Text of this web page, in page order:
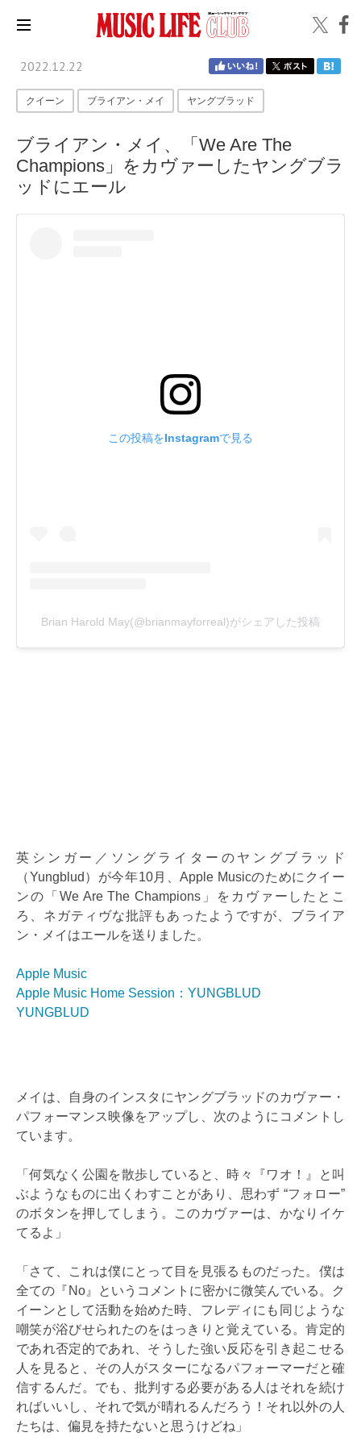
2022.12.22
クイーン ブライアン・メイ ヤングブラッド
ブライアン・メイ、「We Are The
Champions」をカヴァーしたヤングブラ
ッドにエール
英シンガー／ソングライターのヤングブラッド
（Yungblud）が今年10月、Apple Musicのためにクイー
ンの「We Are The Champions」をカヴァーしたとこ
ろ、ネガティヴな批評もあったようですが、ブライア
ン・メイはエールを送りました。
Apple Music
Apple Music Home Session：YUNGBLUD
YUNGBLUD
メイは、自身のインスタにヤングブラッドのカヴァー・
パフォーマンス映像をアップし、次のようにコメントし
ています。
「何気なく公園を散歩していると、時々『ワオ！』と叫
ぶようなものに出くわすことがあり、思わず “フォロー”
のボタンを押してしまう。このカヴァーは、かなりイケ
てるよ」
「さて、これは僕にとって目を見張るものだった。僕は
全ての『No』というコメントに密かに微笑んでいる。ク
イーンとして活動を始めた時、フレディにも同じような
嘲笑が浴びせられたのをはっきりと覚えている。肯定的
であれ否定的であれ、そうした強い反応を引き起こせる
人を見ると、その人がスターになるパフォーマーだと確
信するんだ。でも、批判する必要がある人はそれを続け
ればいいし、それで気が晴れるんだろう！それ以外の人
たちは、偏見を持たないと思うけどね」